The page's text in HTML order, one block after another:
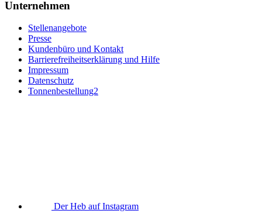
Unternehmen
Stellenangebote
Presse
Kundenbüro und Kontakt
Barrierefreiheitserklärung und Hilfe
Impressum
Datenschutz
Tonnenbestellung2
Der Heb auf Instagram